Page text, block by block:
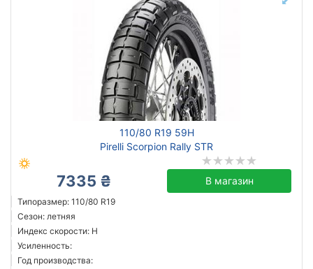
110/80 R19 59H
Pirelli Scorpion Rally STR
7335 ₴ В магазин
Типоразмер: 110/80 R19
Сезон: летняя
Индекс скорости: H
Усиленность:
Год производства: